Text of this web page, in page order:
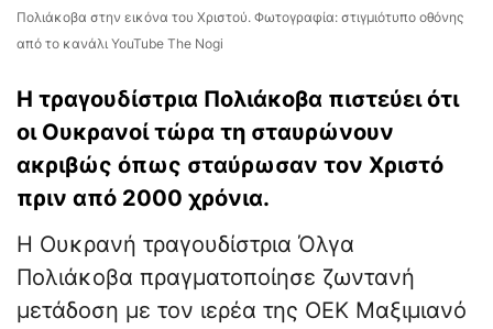
Πολιάκοβα στην εικόνα του Χριστού. Φωτογραφία: στιγμιότυπο οθόνης
από το κανάλι YouTube The Nogi
Η τραγουδίστρια Πολιάκοβα πιστεύει ότι
οι Ουκρανοί τώρα τη σταυρώνουν
ακριβώς όπως σταύρωσαν τον Χριστό
πριν από 2000 χρόνια.
Η Ουκρανή τραγουδίστρια Όλγα
Πολιάκοβα πραγματοποίησε ζωντανή
μετάδοση με τον ιερέα της ΟΕΚ Μαξιμιανό